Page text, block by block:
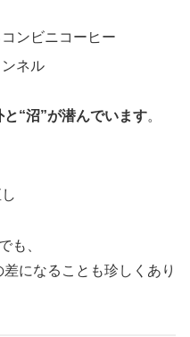
ンビニコーヒー
ネル
“沼”が潜んでいます。
も、
になることも珍しくあり